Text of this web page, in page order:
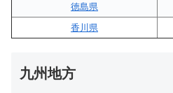
徳島県
香川県
九州地方